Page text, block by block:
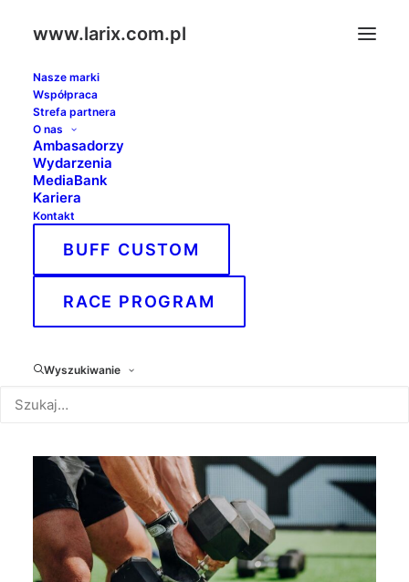
www.larix.com.pl
Nasze marki
Współpraca
Strefa partnera
O nas
Ambasadorzy
Wydarzenia
MediaBank
Kariera
Kontakt
BUFF CUSTOM
RACE PROGRAM
Wyszukiwanie